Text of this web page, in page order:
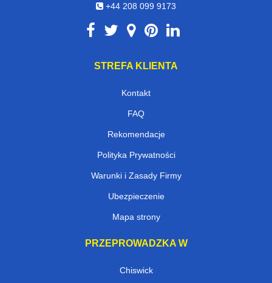
+44 208 099 9173
STREFA KLIENTA
Kontakt
FAQ
Rekomendacje
Polityka Prywatności
Warunki i Zasady Firmy
Ubezpieczenie
Mapa strony
PRZEPROWADZKA W
Chiswick